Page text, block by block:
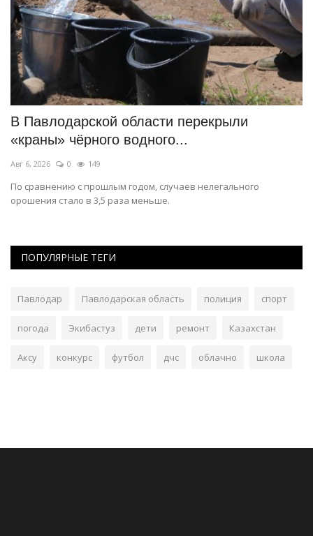
В Павлодарской области перекрыли
«краны» чёрного водного...
Авг 6, 2026 0 149
По сравнению с прошлым годом, случаев нелегального
орошения стало в 3,5 раза меньше.
ПОПУЛЯРНЫЕ ТЕГИ
Павлодар Павлодарская область полиция спорт
погода Экибастуз дети ремонт Казахстан
Аксу конкурс футбол дчс облачно школа